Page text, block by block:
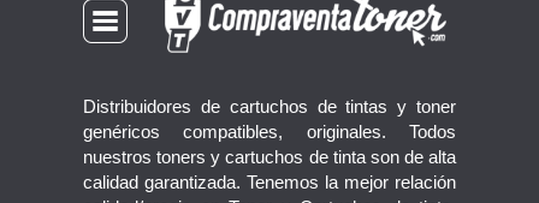
Distribuidores de cartuchos de tintas y toner
genéricos compatibles, originales. Todos
nuestros toners y cartuchos de tinta son de alta
calidad garantizada. Tenemos la mejor relación